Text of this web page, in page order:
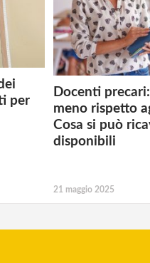
per
Docenti
meno rispetto
Cosa si può
disponibili
21 maggio 2025